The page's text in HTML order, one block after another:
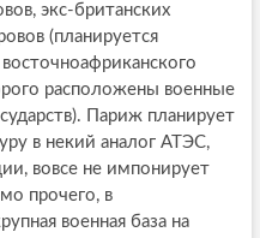
экс-британских
(планируется
расположены военные
Париж планирует
в некий аналог АТЭС,
вовсе не импонирует
прочего, в
военная база на